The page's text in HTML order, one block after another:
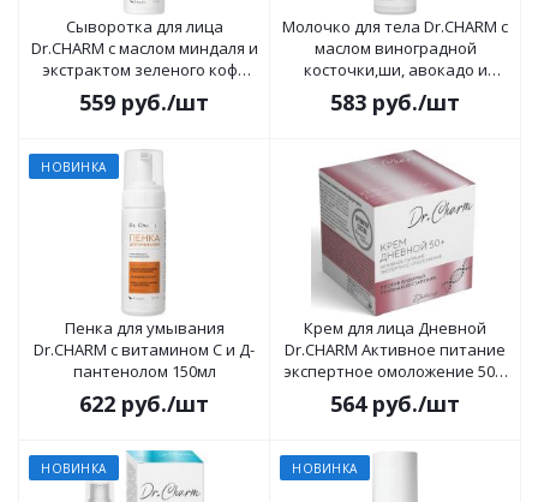
Сыворотка для лица
Dr.CHARM с маслом миндаля и
экстрактом зеленого кофе
30мл
559 руб./шт
Молочко для тела Dr.CHARM с
маслом виноградной
косточки,ши, авокадо и
комплексом пептидов 200мл
583 руб./шт
НОВИНКА
Пенка для умывания
Dr.CHARM с витамином С и Д-
пантенолом 150мл
622 руб./шт
Крем для лица Дневной
Dr.CHARM Активное питание
экспертное омоложение 50+,
48г
564руб./шт
НОВИНКА НОВИНКА